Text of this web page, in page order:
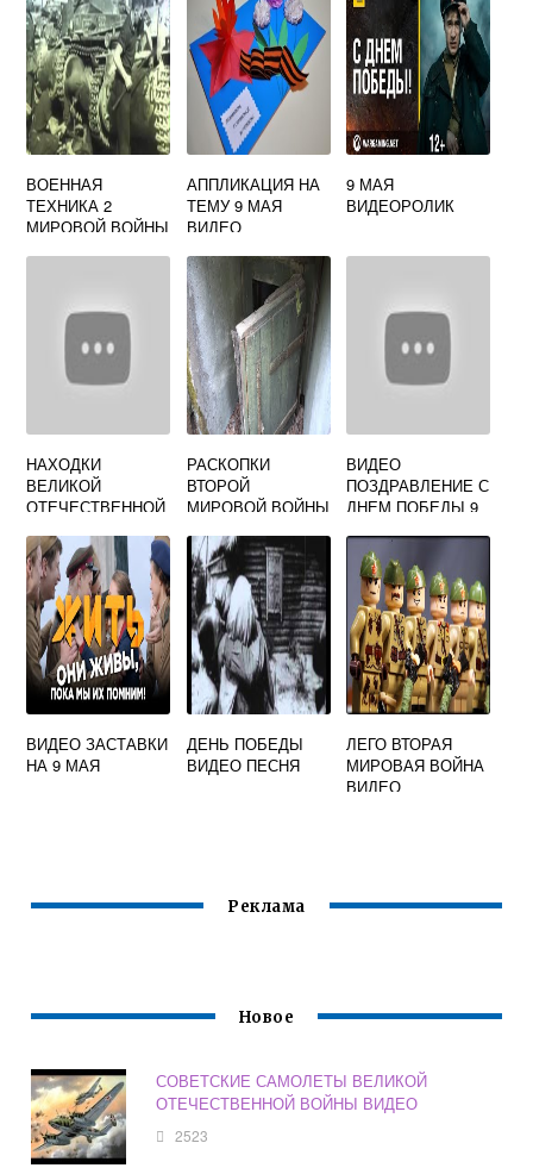
ВОЕННАЯ
ТЕХНИКА 2
МИРОВОЙ ВОЙНЫ
АППЛИКАЦИЯ НА
ТЕМУ 9 МАЯ
ВИДЕО
9 МАЯ
ВИДЕОРОЛИК
НАХОДКИ
ВЕЛИКОЙ
ОТЕЧЕСТВЕННОЙ
ВИДЕО
РАСКОПКИ
ВТОРОЙ
МИРОВОЙ ВОЙНЫ
ЦЕННОСТИ ВМВ
ВИДЕО
ПОЗДРАВЛЕНИЕ С
ДНЕМ ПОБЕДЫ 9
ВИДЕО ЗАСТАВКИ
НА 9 МАЯ
ДЕНЬ ПОБЕДЫ
ВИДЕО ПЕСНЯ
ЛЕГО ВТОРАЯ
МИРОВАЯ ВОЙНА
ВИДЕО
Реклама
Новое
СОВЕТСКИЕ САМОЛЕТЫ ВЕЛИКОЙ
ОТЕЧЕСТВЕННОЙ ВОЙНЫ ВИДЕО
2523